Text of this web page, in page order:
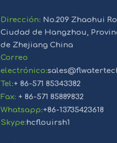
Dirección: No.209 Zhaohui
Ciudad de Hangzhou,
de Zhejiang China
Correo
electrónico:
Tel:+ 86-571 85343382
Fax: + 86-571 85889832
Whatsapp:+86-13735423618
Skype:hcflouirsh1